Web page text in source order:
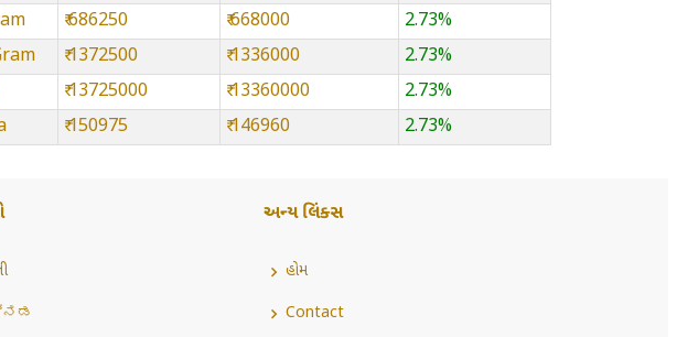
₹ 686250 ₹ 668000
2.73%
₹ 1372500 ₹ 1336000
2.73%
₹ 13725000 ₹ 13360000
2.73%
₹ 150975 ₹ 146960 2.73%
અન્ય લિંક્સ
હોમ
Contact